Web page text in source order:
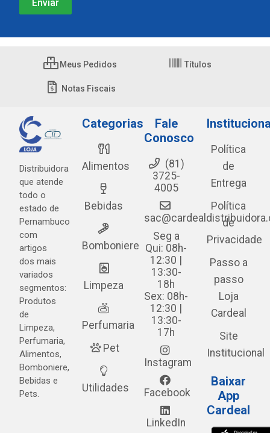
Meus Pedidos Títulos
Notas Fiscais
Distribuidora
que atende
todo o
estado de
Pernambuco
com
artigos
dos mais
variados
segmentos:
Produtos
de
Limpeza,
Perfumaria,
Alimentos,
Bomboniere,
Bebidas e
Pets.
Categorias
Alimentos
Bebidas
Bomboniere
Limpeza
Perfumaria
Pet
Utilidades
Fale
Conosco
(81)
3725-
4005
Seg a
Qui: 08h-
12:30 |
13:30-
18h
Sex: 08h-
12:30 |
13:30-
17h
Instagram
Facebook
LinkedIn
Política
de
Entrega
Política
de
Privacidade
Passo a
passo
Loja
Cardeal
Site
Institucional
Baixar
App
Cardeal